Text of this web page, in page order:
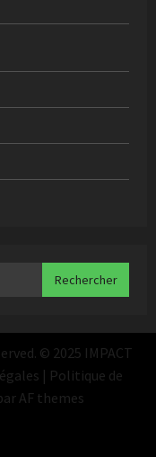
© 2025 IMPACT
| Politique de
AF themes